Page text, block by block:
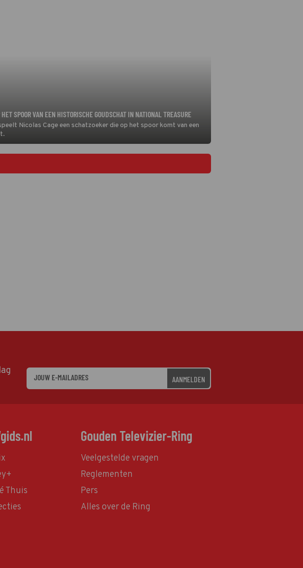
SPOOR VAN EEN HISTORISCHE GOUDSCHAT IN NATIONAL TREASURE
Nicolas Cage een schatzoeker die op het spoor komt van een
AANMELDEN
Thuis
Gouden Televizier-Ring
Veelgestelde vragen
Reglementen
Pers
Alles over de Ring